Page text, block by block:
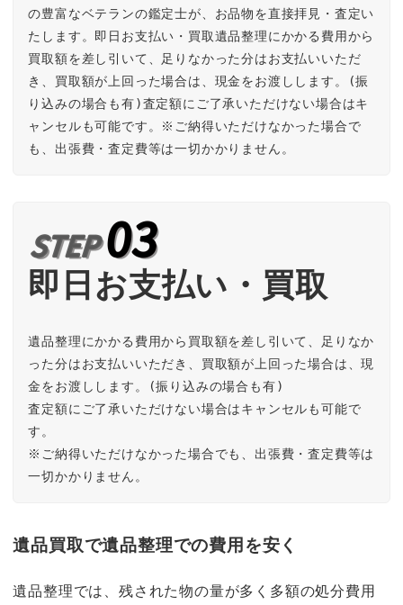
の豊富なベテランの鑑定士が、お品物を直接拝見・査定い
たします。即日お支払い・買取遺品整理にかかる費用から
買取額を差し引いて、足りなかった分はお支払いいただ
き、買取額が上回った場合は、現金をお渡しします。(振
り込みの場合も有)査定額にご了承いただけない場合はキ
ャンセルも可能です。※ご納得いただけなかった場合で
も、出張費・査定費等は一切かかりません。
即日お支払い・買取
遺品整理にかかる費用から買取額を差し引いて、足りなか
った分はお支払いいただき、買取額が上回った場合は、現
金をお渡しします。(振り込みの場合も有)
査定額にご了承いただけない場合はキャンセルも可能で
す。
※ご納得いただけなかった場合でも、出張費・査定費等は
一切かかりません。
遺品買取で遺品整理での費用を安く
遺品整理では、残された物の量が多く多額の処分費用